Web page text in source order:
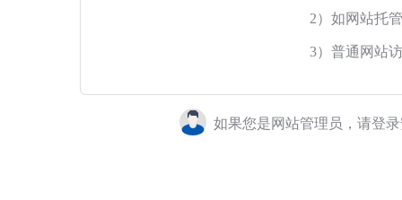
2）如网站托
3）普通网站
如果您是网站管理员，请登